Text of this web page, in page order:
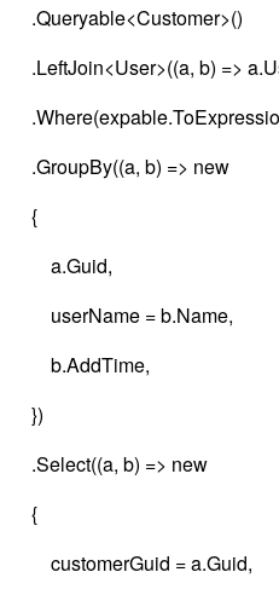
.Queryable<Customer>()
.LeftJoin<User>((a, b) =>
.GroupBy((a, b) => new
{
a.Guid,
userName = b.Name,
b.AddTime,
})
.Select((a, b) => new
{
customerGuid = a.Guid,